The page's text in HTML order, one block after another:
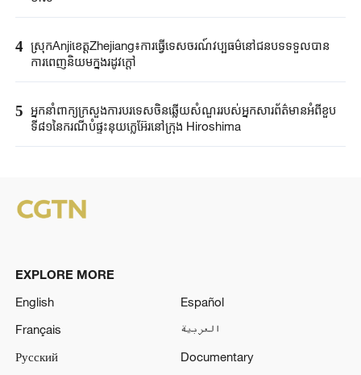
4 ស្រុកAnjiខេត្តZhejiang៖ការធ្វើទេសចរណ៍វប្បធម៌នៅជនបទទទួលបាន
ការពេញនិយមក្នុងរដូវក្តៅ
5 អ្នកនាំពាក្យ​ក្រសួងការបរទេស​ចិនឆ្លើយសំណួរ​របស់​អ្នកសារព័ត៌មាន​អំពីខួប​
ទី៨១នៃ​ករណី​បំផ្ទុះនុយក្លេអ៊ែរ​នៅក្រុង ​Hiroshima ​
EXPLORE MORE
English
Español
Français
العربية
Русский
Documentary